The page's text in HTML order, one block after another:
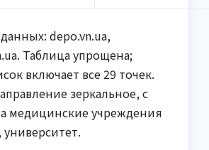
depo.vn.ua,
Таблица упрощена;
включает все 29 точек.
зеркальное, с
медицинские учреждения